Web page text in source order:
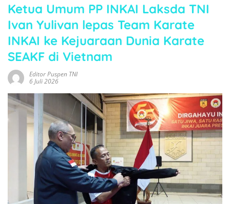
Ketua Umum PP INKAI Laksda TNI
Ivan Yulivan lepas Team Karate
INKAI ke Kejuaraan Dunia Karate
SEAKF di Vietnam
Editor Puspen TNI
6 Juli 2026